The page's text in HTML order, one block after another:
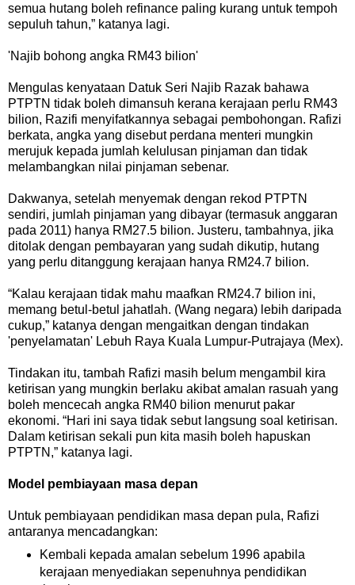
semua hutang boleh refinance paling kurang untuk tempoh
sepuluh tahun,” katanya lagi.
'Najib bohong angka RM43 bilion'
Mengulas kenyataan Datuk Seri Najib Razak bahawa
PTPTN tidak boleh dimansuh kerana kerajaan perlu RM43
bilion, Razifi menyifatkannya sebagai pembohongan. Rafizi
berkata, angka yang disebut perdana menteri mungkin
merujuk kepada jumlah kelulusan pinjaman dan tidak
melambangkan nilai pinjaman sebenar.
Dakwanya, setelah menyemak dengan rekod PTPTN
sendiri, jumlah pinjaman yang dibayar (termasuk anggaran
pada 2011) hanya RM27.5 bilion. Justeru, tambahnya, jika
ditolak dengan pembayaran yang sudah dikutip, hutang
yang perlu ditanggung kerajaan hanya RM24.7 bilion.
“Kalau kerajaan tidak mahu maafkan RM24.7 bilion ini,
memang betul-betul jahatlah. (Wang negara) lebih daripada
cukup,” katanya dengan mengaitkan dengan tindakan
'penyelamatan' Lebuh Raya Kuala Lumpur-Putrajaya (Mex).
Tindakan itu, tambah Rafizi masih belum mengambil kira
ketirisan yang mungkin berlaku akibat amalan rasuah yang
boleh mencecah angka RM40 bilion menurut pakar
ekonomi. “Hari ini saya tidak sebut langsung soal ketirisan.
Dalam ketirisan sekali pun kita masih boleh hapuskan
PTPTN,” katanya lagi.
Model pembiayaan masa depan
Untuk pembiayaan pendidikan masa depan pula, Rafizi
antaranya mencadangkan:
Kembali kepada amalan sebelum 1996 apabila
kerajaan menyediakan sepenuhnya pendidikan